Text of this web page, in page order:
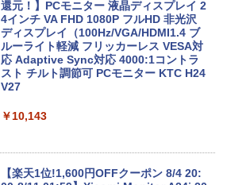
レノボジャパン Lenovo ノートパソ
コン Chromebook Duet Gen9 [ 10.95型
/ Chrome OS / MediaTek / メモリ4GB /
eMMC128GB ] ルナグレー 83HH000U
JP
￥65,840
【新品未使用品】リカバリー付属 Windo
【エントリーでポイント100％還元のチ
ャンス】GMKtec ミニpc AMD Ryzen7 8
845HS MAX5.1GHz 8コア 16スレッド O
culink DDR5 32G 1T PCIe 4.0 M.2 2280
SSD Windows11 Pro Radeon 780M Bl
4画面 8K k8plus ゲーミングPC Minipc
￥153,560
還元！】PCモニター 液晶ディスプレイ 2
4インチ VA FHD 1080P フルHD 非光沢
ディスプレイ（100Hz/VGA/HDMI1.4 ブ
ルーライト軽減 フリッカーレス VESA対
応 Adaptive Sync対応 4000:1コントラ
スト チルト調節可 PCモニター KTC H24
V27
￥10,143
【楽天1位!1,600円OFFクーポン 8/4 20: